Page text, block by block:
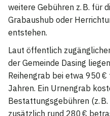
weitere Gebühren z. B. für
Grabaushub oder
entstehen.
Laut öffentlich
der Gemeinde Dasing
Reihengrab bei etwa 950
Jahren. Ein Urnengrab
Bestattungsgebühren (z.
zusätzlich rund 280 €